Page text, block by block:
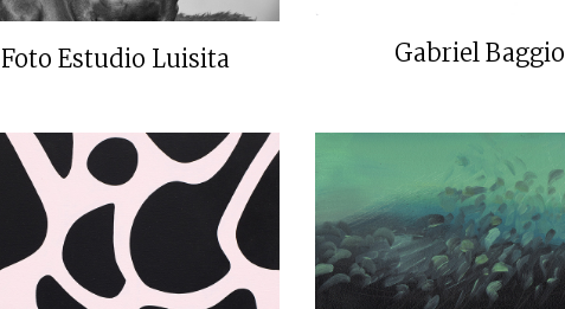
Foto Estudio Luisita Gabriel Baggio